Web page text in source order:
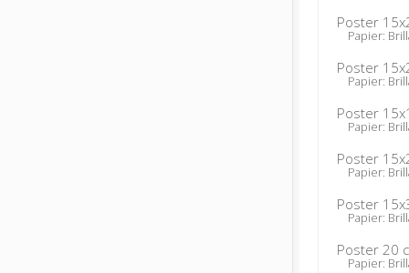
Poster
Papier:
Poster
Papier:
Poster
Papier:
Poster
Papier:
Poster
Papier:
Poster 20
Papier: